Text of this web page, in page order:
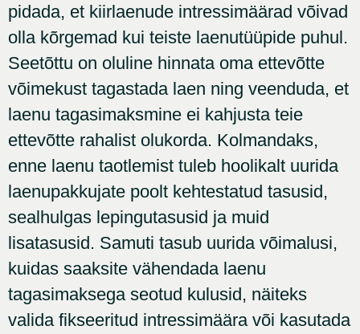
pidada, et kiirlaenude intressimäärad võivad
olla kõrgemad kui teiste laenutüüpide puhul.
Seetõttu on oluline hinnata oma ettevõtte
võimekust tagastada laen ning veenduda, et
laenu tagasimaksmine ei kahjusta teie
ettevõtte rahalist olukorda. Kolmandaks,
enne laenu taotlemist tuleb hoolikalt uurida
laenupakkujate poolt kehtestatud tasusid,
sealhulgas lepingutasusid ja muid
lisatasusid. Samuti tasub uurida võimalusi,
kuidas saaksite vähendada laenu
tagasimaksega seotud kulusid, näiteks
valida fikseeritud intressimäära või kasutada